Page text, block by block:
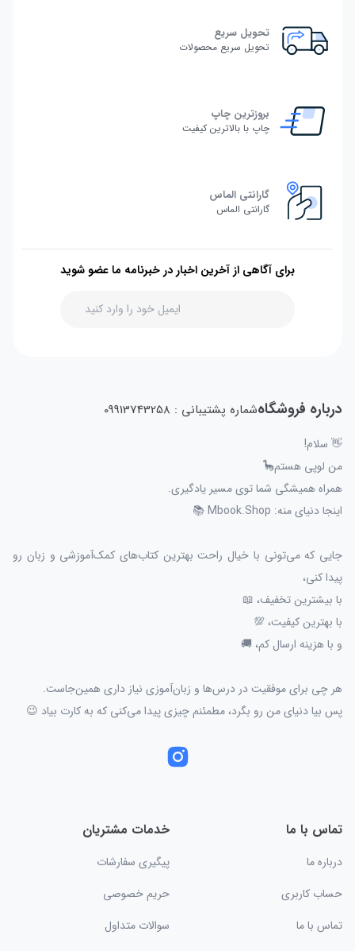
تحویل سریع
تحویل سریع محصولات
بروزترین چاپ
چاپ با بالاترین کیفیت
گارانتی الماس
گارانتی الماس
برای آگاهی از آخرین اخبار در خبرنامه ما عضو شوید
درباره فروشگاهشماره پشتیبانی : 09913743258
👋 سلام!
من لوپی هستم🦕
همراه همیشگی شما توی مسیر یادگیری.
اینجا دنیای منه: Mbook.Shop 📚
جایی که می‌تونی با خیال راحت بهترین کتاب‌های کمک‌آموزشی و زبان رو
پیدا کنی،
با بیشترین تخفیف، 📖
با بهترین کیفیت، 💯
و با هزینه ارسال کم، 🚚
هر چی برای موفقیت در درس‌ها و زبان‌آموزی نیاز داری همین‌جاست.
پس بیا دنیای من رو بگرد، مطمئنم چیزی پیدا می‌کنی که به کارت بیاد 😉
تماس با ما
درباره ما
حساب کاربری
تماس با ما
خدمات مشتریان
پیگیری سفارشات
حریم خصوصی
سوالات متداول